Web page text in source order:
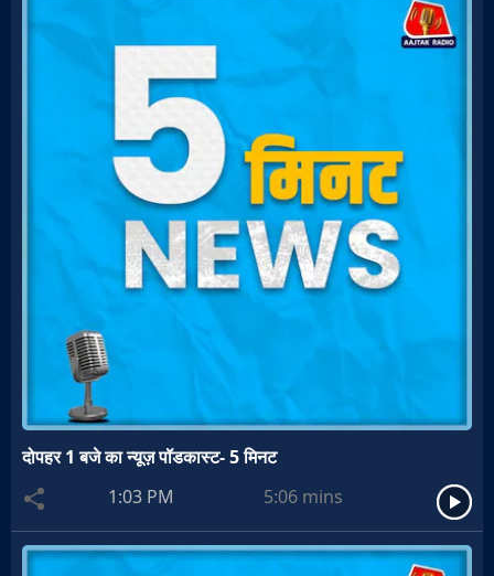
दोपहर 1 बजे का न्यूज़ पॉडकास्ट- 5 मिनट
1:03 PM
5:06 mins